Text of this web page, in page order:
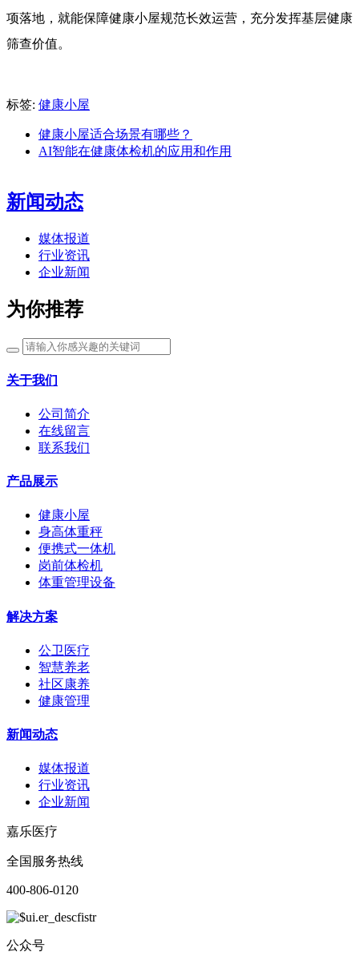
项落地，就能保障健康小屋规范长效运营，充分发挥基层健康
筛查价值。
标签: 健康小屋
健康小屋适合场景有哪些？
AI智能在健康体检机的应用和作用
新闻动态
媒体报道
行业资讯
企业新闻
为你推荐
关于我们
公司简介
在线留言
联系我们
产品展示
健康小屋
身高体重秤
便携式一体机
岗前体检机
体重管理设备
解决方案
公卫医疗
智慧养老
社区康养
健康管理
新闻动态
媒体报道
行业资讯
企业新闻
嘉乐医疗
全国服务热线
400-806-0120
公众号